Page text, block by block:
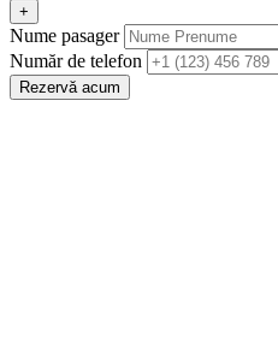
+
Nume pasager
Număr de telefon
Rezervă acum